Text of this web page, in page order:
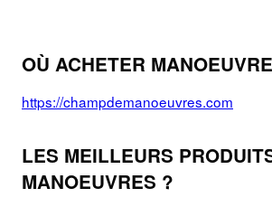
OÙ ACHETER
https://champdemanoeuvres.com
LES MEILLEURS
MANOEUVRES ?